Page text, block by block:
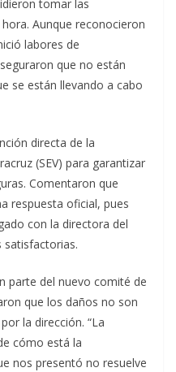
tomar las
Aunque reconocieron
labores de
que no están
se están llevando a cabo
directa de la
(SEV) para garantizar
Comentaron que
respuesta oficial, pues
con la directora del
satisfactorias.
parte del nuevo comité de
que los daños no son
la dirección. “La
cómo está la
nos presentó no resuelve